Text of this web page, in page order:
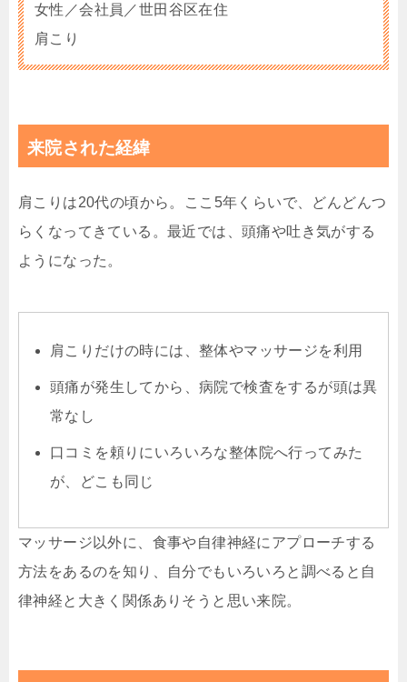
女性／会社員／世田谷区在住
肩こり
来院された経緯
肩こりは20代の頃から。ここ5年くらいで、どんどんつ
らくなってきている。最近では、頭痛や吐き気がする
ようになった。
肩こりだけの時には、整体やマッサージを利用
頭痛が発生してから、病院で検査をするが頭は異
常なし
口コミを頼りにいろいろな整体院へ行ってみた
が、どこも同じ
マッサージ以外に、食事や自律神経にアプローチする
方法をあるのを知り、自分でもいろいろと調べると自
律神経と大きく関係ありそうと思い来院。